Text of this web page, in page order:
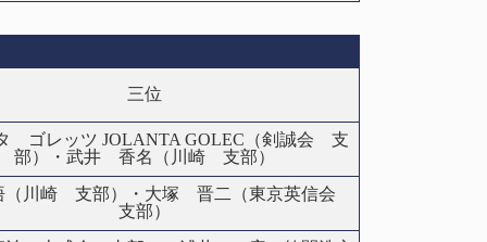
三位
ゴレッツ JOLANTA GOLEC（剣誠会 支
部）・武井 香名（川崎 支部）
川崎 支部）・大塚 晋二（東京英信会
支部）